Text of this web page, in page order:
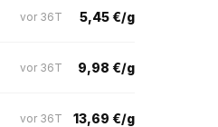
vor 36T 5,45 €/g
vor 36T 9,98 €/g
vor 36T 13,69 €/g